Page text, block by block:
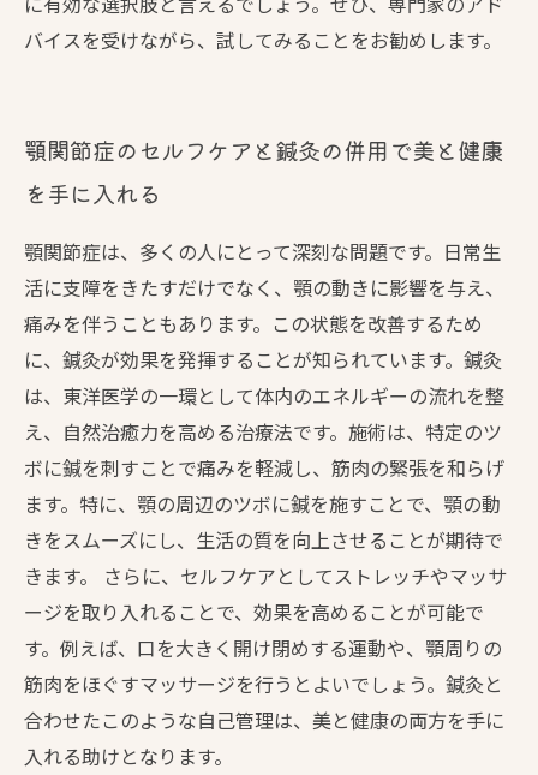
バイスを受けながら、試してみることをお勧めします。
顎関節症のセルフケアと鍼灸の併用で美と健康
を手に入れる
顎関節症は、多くの人にとって深刻な問題です。日常生
活に支障をきたすだけでなく、顎の動きに影響を与え、
痛みを伴うこともあります。この状態を改善するため
に、鍼灸が効果を発揮することが知られています。鍼灸
は、東洋医学の一環として体内のエネルギーの流れを整
え、自然治癒力を高める治療法です。施術は、特定のツ
ボに鍼を刺すことで痛みを軽減し、筋肉の緊張を和らげ
ます。特に、顎の周辺のツボに鍼を施すことで、顎の動
きをスムーズにし、生活の質を向上させることが期待で
きます。 さらに、セルフケアとしてストレッチやマッサ
ージを取り入れることで、効果を高めることが可能で
す。例えば、口を大きく開け閉めする運動や、顎周りの
筋肉をほぐすマッサージを行うとよいでしょう。鍼灸と
合わせたこのような自己管理は、美と健康の両方を手に
入れる助けとなります。